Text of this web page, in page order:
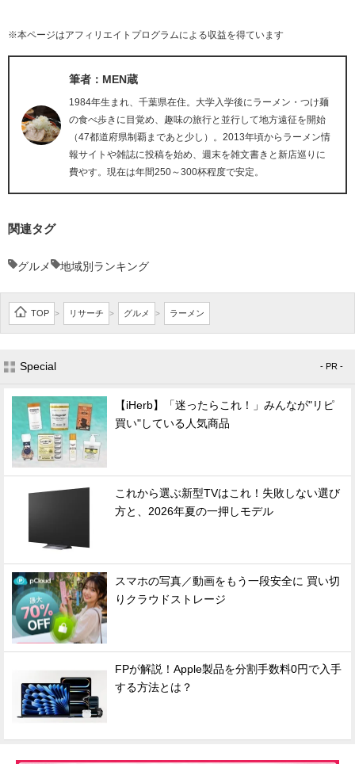
※本ページはアフィリエイトプログラムによる収益を得ています
筆者：MEN蔵
1984年生まれ、千葉県在住。大学入学後にラーメン・つけ麺
の食べ歩きに目覚め、趣味の旅行と並行して地方遠征を開始
（47都道府県制覇まであと少し）。2013年頃からラーメン情
報サイトや雑誌に投稿を始め、週末を雑文書きと新店巡りに
費やす。現在は年間250～300杯程度で安定。
関連タグ
グルメ 地域別ランキング
TOP > リサーチ > グルメ > ラーメン
Special - PR -
【iHerb】「迷ったらこれ！」みんなが"リピ
買い"している人気商品
これから選ぶ新型TVはこれ！失敗しない選び
方と、2026年夏の一押しモデル
スマホの写真／動画をもう一段安全に 買い切
りクラウドストレージ
FPが解説！Apple製品を分割手数料0円で入手
する方法とは？